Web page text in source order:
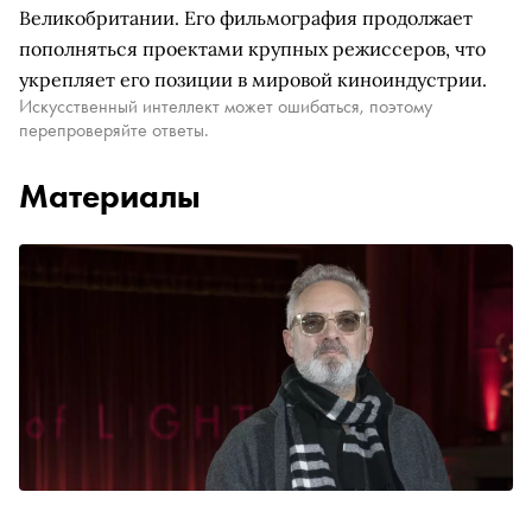
Великобритании. Его фильмография продолжает
пополняться проектами крупных режиссеров, что
укрепляет его позиции в мировой киноиндустрии.
Искусственный интеллект может ошибаться, поэтому
перепроверяйте ответы.
Материалы